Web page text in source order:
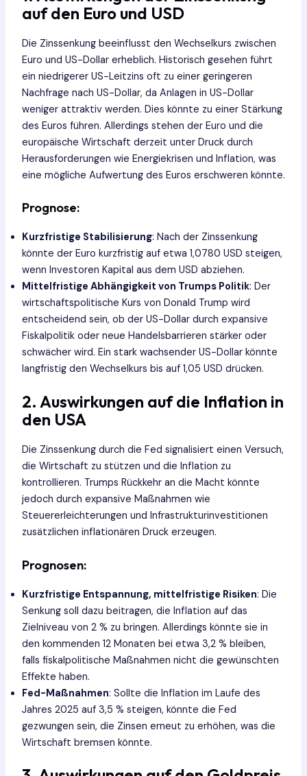
auf den Euro und USD
Die Zinssenkung beeinflusst den Wechselkurs zwischen
Euro und US-Dollar erheblich. Historisch gesehen führt
ein niedrigerer US-Leitzins oft zu einer geringeren
Nachfrage nach US-Dollar, da Anlagen in US-Dollar
weniger attraktiv werden. Dies könnte zu einer Stärkung
des Euros führen. Allerdings stehen der Euro und die
europäische Wirtschaft derzeit unter Druck durch
Herausforderungen wie Energiekrisen und Inflation, was
eine mögliche Aufwertung des Euros erschweren könnte.
Prognose:
Kurzfristige Stabilisierung: Nach der Zinssenkung
könnte der Euro kurzfristig auf etwa 1,0780 USD steigen,
wenn Investoren Kapital aus dem USD abziehen.
Mittelfristige Abhängigkeit von Trumps Politik: Der
wirtschaftspolitische Kurs von Donald Trump wird
entscheidend sein, ob der US-Dollar durch expansive
Fiskalpolitik oder neue Handelsbarrieren stärker oder
schwächer wird. Ein stark wachsender US-Dollar könnte
langfristig den Wechselkurs bis auf 1,05 USD drücken.
2. Auswirkungen auf die Inflation in
den USA
Die Zinssenkung durch die Fed signalisiert einen Versuch,
die Wirtschaft zu stützen und die Inflation zu
kontrollieren. Trumps Rückkehr an die Macht könnte
jedoch durch expansive Maßnahmen wie
Steuererleichterungen und Infrastrukturinvestitionen
zusätzlichen inflationären Druck erzeugen.
Prognosen:
Kurzfristige Entspannung, mittelfristige Risiken: Die
Senkung soll dazu beitragen, die Inflation auf das
Zielniveau von 2 % zu bringen. Allerdings könnte sie in
den kommenden 12 Monaten bei etwa 3,2 % bleiben,
falls fiskalpolitische Maßnahmen nicht die gewünschten
Effekte haben.
Fed-Maßnahmen: Sollte die Inflation im Laufe des
Jahres 2025 auf 3,5 % steigen, könnte die Fed
gezwungen sein, die Zinsen erneut zu erhöhen, was die
Wirtschaft bremsen könnte.